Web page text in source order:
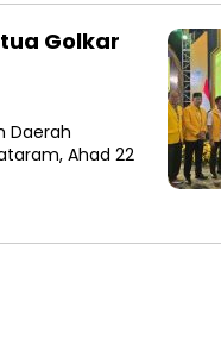
Golkar
Daerah
Ahad 22